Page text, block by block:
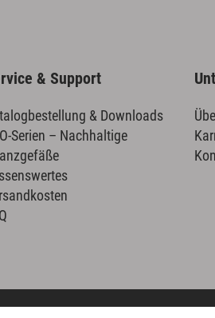
& Support
& Downloads
Serien – Nachhaltige